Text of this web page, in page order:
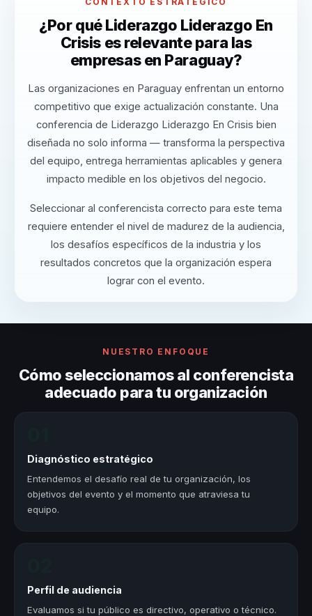
¿Por qué Liderazgo Liderazgo En
Crisis es relevante para las
empresas en Paraguay?
Las organizaciones en Paraguay enfrentan un entorno
competitivo que exige actualización constante. Una
conferencia de Liderazgo Liderazgo En Crisis bien
diseñada no solo informa — transforma la perspectiva
del equipo, entrega herramientas aplicables y genera
impacto medible en los objetivos del negocio.
Seleccionar al conferencista correcto para este tema
requiere entender el nivel de madurez de la audiencia,
los desafíos específicos de la industria y los
resultados concretos que la organización espera
lograr con el evento.
NUESTRO ENFOQUE
Cómo seleccionamos al conferencista
adecuado para tu organización
Diagnóstico estratégico
Entendemos el desafío real de tu organización, los
objetivos del evento y el momento que atraviesa tu
equipo.
Perfil de audiencia
Evaluamos si tu público es directivo, operativo o técnico.